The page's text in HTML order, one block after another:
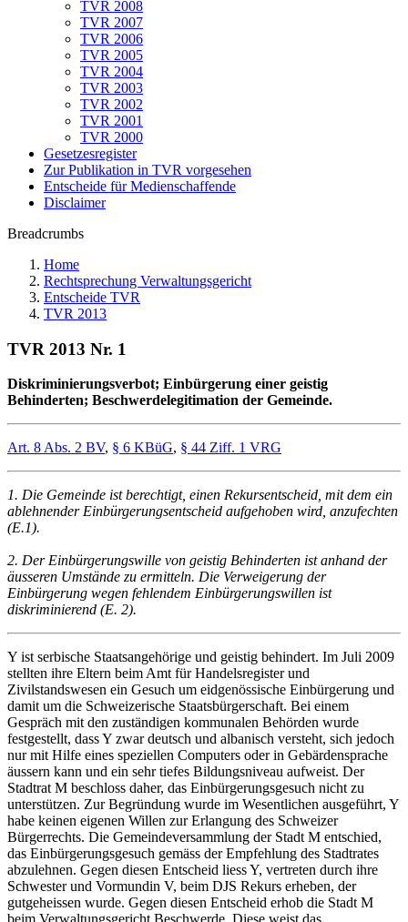
TVR 2008
TVR 2007
TVR 2006
TVR 2005
TVR 2004
TVR 2003
TVR 2002
TVR 2001
TVR 2000
Gesetzesregister
Zur Publikation in TVR vorgesehen
Entscheide für Medienschaffende
Disclaimer
Breadcrumbs
Home
Rechtsprechung Verwaltungsgericht
Entscheide TVR
TVR 2013
TVR 2013 Nr. 1
Diskriminierungsverbot; Einbürgerung einer geistig
Behinderten; Beschwerdelegitimation der Gemeinde.
Art. 8 Abs. 2 BV, § 6 KBüG, § 44 Ziff. 1 VRG
1. Die Gemeinde ist berechtigt, einen Rekursentscheid, mit dem ein
ablehnender Einbürgerungsentscheid aufgehoben wird, anzufechten
(E.1).
2. Der Einbürgerungswille von geistig Behinderten ist anhand der
äusseren Umstände zu ermitteln. Die Verweigerung der
Einbürgerung wegen fehlendem Einbürgerungswillen ist
diskriminierend (E. 2).
Y ist serbische Staatsangehörige und geistig behindert. Im Juli 2009
stellten ihre Eltern beim Amt für Handelsregister und
Zivilstandswesen ein Gesuch um eidgenössische Einbürgerung und
damit um die Schweizerische Staatsbürgerschaft. Bei einem
Gespräch mit den zuständigen kommunalen Behörden wurde
festgestellt, dass Y zwar deutsch und albanisch versteht, sich jedoch
nur mit Hilfe eines speziellen Computers oder in Gebärdensprache
äussern kann und ein sehr tiefes Bildungsniveau aufweist. Der
Stadtrat M beschloss daher, das Einbürgerungsgesuch nicht zu
unterstützen. Zur Begründung wurde im Wesentlichen ausgeführt, Y
habe keinen eigenen Willen zur Erlangung des Schweizer
Bürgerrechts. Die Gemeindeversammlung der Stadt M entschied,
das Einbürgerungsgesuch gemäss der Empfehlung des Stadtrates
abzulehnen. Gegen diesen Entscheid liess Y, vertreten durch ihre
Schwester und Vormundin V, beim DJS Rekurs erheben, der
gutgeheissen wurde. Gegen diesen Entscheid erhob die Stadt M